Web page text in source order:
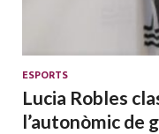
ESPORTS
Lucia Robles
l’autonòmic de